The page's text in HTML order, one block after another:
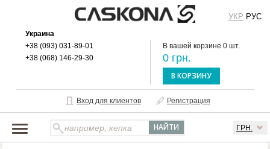
Украина
+38 (093) 031-89-01
+38 (068) 146-29-30
В вашей корзине 0 шт.
0 грн.
В КОРЗИНУ
Вход для клиентов Регистрация
ГРН.
УКР РУС